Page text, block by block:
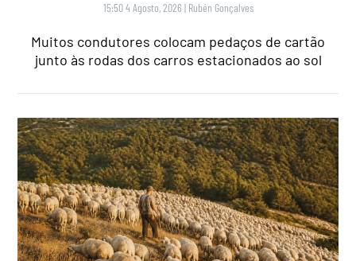
15:50 4 Agosto, 2026 | Rubén Gonçalves
Muitos condutores colocam pedaços de cartão
junto às rodas dos carros estacionados ao sol